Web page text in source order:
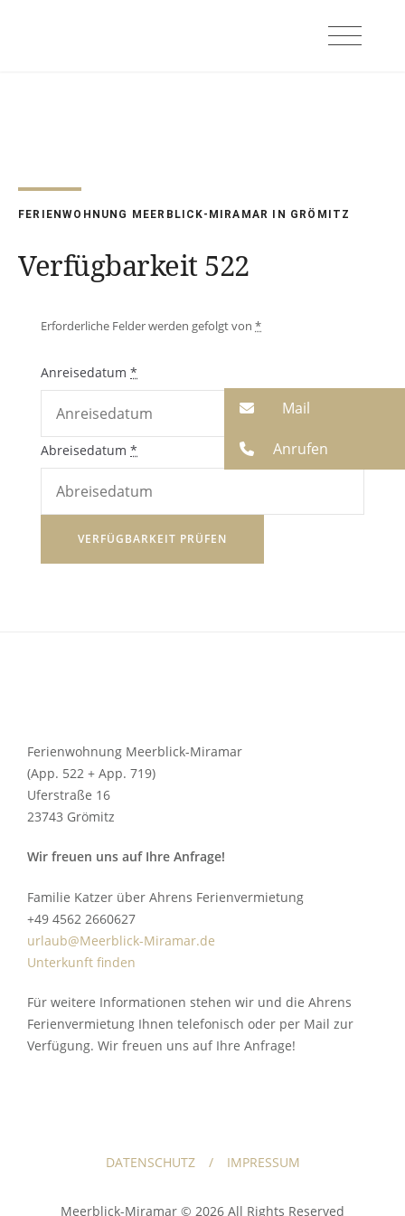
FERIENWOHNUNG MEERBLICK-MIRAMAR IN GRÖMITZ
Verfügbarkeit 522
Erforderliche Felder werden gefolgt von *
Anreisedatum *
Abreisedatum *
Ferienwohnung Meerblick-Miramar
(App. 522 + App. 719)
Uferstraße 16
23743 Grömitz
Wir freuen uns auf Ihre Anfrage!
Familie Katzer über Ahrens Ferienvermietung
+49 4562 2660627
urlaub@Meerblick-Miramar.de
Unterkunft finden
Für weitere Informationen stehen wir und die Ahrens
Ferienvermietung Ihnen telefonisch oder per Mail zur
Verfügung. Wir freuen uns auf Ihre Anfrage!
Meerblick-Miramar © 2026 All Rights Reserved
DATENSCHUTZ IMPRESSUM
Mail
Anrufen